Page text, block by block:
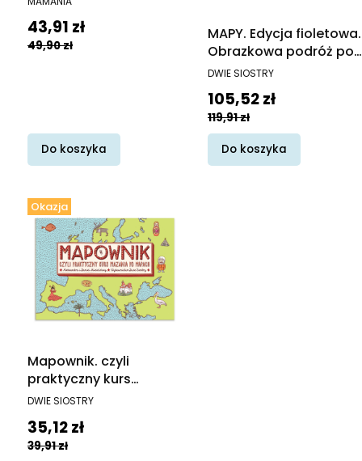
Cena promocyjna
43,91 zł
49,90 zł
Do koszyka
MAPY. Edycja fioletowa.
Obrazkowa podróż po
lądach, morzach i
PRODUCENT
DWIE SIOSTRY
Cena promocyjna
105,52 zł
119,91 zł
Do koszyka
Okazja
Mapownik. czyli
praktyczny kurs
mazania po mapach
PRODUCENT
DWIE SIOSTRY
Cena promocyjna
35,12 zł
39,91 zł